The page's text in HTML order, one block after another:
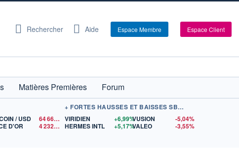
Rechercher Aide Espace Membre Espace Client
Matières Premières
Forum
/ USD 64 661,28
$US
D'OR
4 232,56 $US
+ FORTES HAUSSES ET BAISSES SBF 120
VIRIDIEN
+6,99%
HERMES INTL
+5,17%
VUSION
-5,04%
VALEO
-3,55%